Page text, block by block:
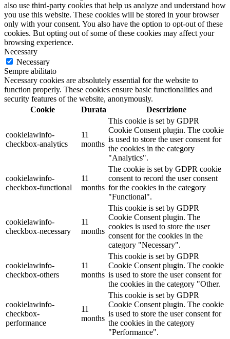
also use third-party cookies that help us analyze and understand how
you use this website. These cookies will be stored in your browser
only with your consent. You also have the option to opt-out of these
cookies. But opting out of some of these cookies may affect your
browsing experience.
Necessary
Necessary
Sempre abilitato
Necessary cookies are absolutely essential for the website to
function properly. These cookies ensure basic functionalities and
security features of the website, anonymously.
Cookie
Durata Descrizione
cookielawinfo-
checkbox-analytics
11
months
This cookie is set by GDPR
Cookie Consent plugin. The cookie
is used to store the user consent for
the cookies in the category
"Analytics".
cookielawinfo-
checkbox-functional
11
months
The cookie is set by GDPR cookie
consent to record the user consent
for the cookies in the category
"Functional".
cookielawinfo-
checkbox-necessary
11
months
This cookie is set by GDPR
Cookie Consent plugin. The
cookies is used to store the user
consent for the cookies in the
category "Necessary".
cookielawinfo-
checkbox-others
11
months
This cookie is set by GDPR
Cookie Consent plugin. The cookie
is used to store the user consent for
the cookies in the category "Other.
cookielawinfo-
checkbox-
performance
11
months
This cookie is set by GDPR
Cookie Consent plugin. The cookie
is used to store the user consent for
the cookies in the category
"Performance".